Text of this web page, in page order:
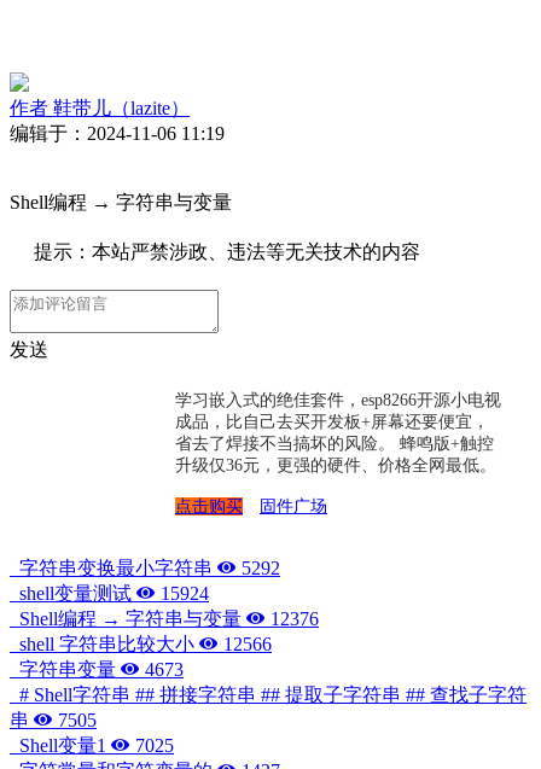
作者 鞋带儿（lazite）
编辑于：2024-11-06 11:19
Shell编程 → 字符串与变量
提示：本站严禁涉政、违法等无关技术的内容
发送
学习嵌入式的绝佳套件，esp8266开源小电视
成品，比自己去买开发板+屏幕还要便宜，
省去了焊接不当搞坏的风险。 蜂鸣版+触控
升级仅36元，更强的硬件、价格全网最低。
点击购买 固件广场
字符串变换最小字符串
5292
shell变量测试
15924
Shell编程 → 字符串与变量
12376
shell 字符串比较大小
12566
字符串变量
4673
# Shell字符串 ## 拼接字符串 ## 提取子字符串 ## 查找子字符
串
7505
Shell变量1
7025